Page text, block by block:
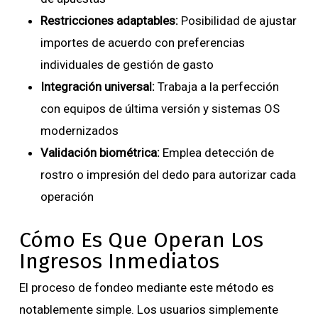
Restricciones adaptables:Posibilidad de ajustar
importes de acuerdo con preferencias
individuales de gestión de gasto
Integración universal:Trabaja a la perfección
con equipos de última versión y sistemas OS
modernizados
Validación biométrica:Emplea detección de
rostro o impresión del dedo para autorizar cada
operación
Cómo Es Que Operan Los
Ingresos Inmediatos
El proceso de fondeo mediante este método es
notablemente simple. Los usuarios simplemente